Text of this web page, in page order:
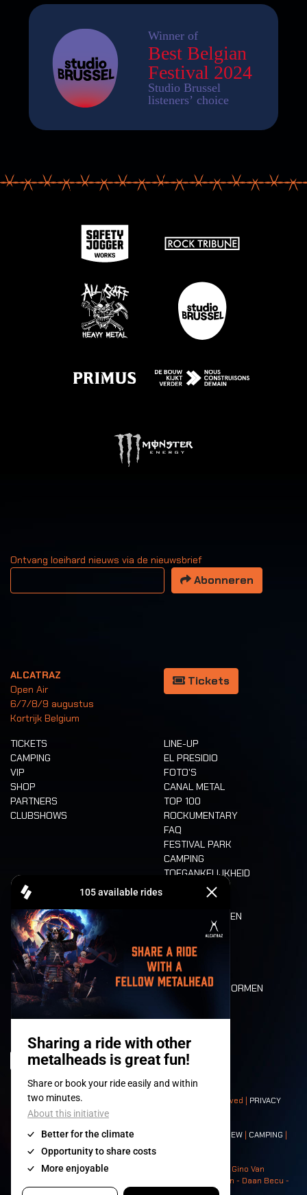
Ontvang loeihard nieuws via de nieuwsbrief
Uw email adres
Abonneren
ALCATRAZ
Open Air
6/7/8/9 augustus
Kortrijk Belgium
Tickets
TICKETS
CAMPING
VIP
SHOP
PARTNERS
CLUBSHOWS
LINE-UP
EL PRESIDIO
FOTO'S
CANAL METAL
TOP 100
ROCKUMENTARY
FAQ
FESTIVAL PARK
CAMPING
TOEGANKELIJKHEID
CASHLESS
ETEN EN DRINKEN
MOBILITEIT
LONE WOLVES
PLATTEGROND
DEATH RIDE
WAARDEN EN NORMEN
HISTORIEK
© 2008-2026- Apache Productions VZW – All rights reserved | PRIVACY
POLICY|ALGEMENE VOORWAARDEN
Contact:GENERAL| PARTNERSHIPS CREW | CAMPING |
NEIGHBOURS
Photos: Ann Kermans - Hans Van Hoof - Eliaz Bruggeman - Gino Van
Lancker - Tim Tronckoe - Elsie Roymans - Stijn Verbruggen - Daan Becu -
Claus Christa - Devid Camerlynck